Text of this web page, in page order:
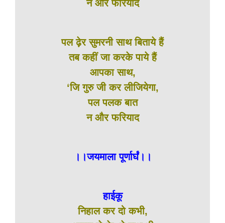
न और फरियाद
पल ढ़ेर सुमरनी साथ बिताये हैं
तब कहीं जा करके पाये हैं
आपका साथ,
‘जि गुरु जी कर लीजियेगा,
पल पलक बात
न और फरियाद
।।जयमाला पूर्णार्घं।।
हाईकू
निहाल कर दो कभी,